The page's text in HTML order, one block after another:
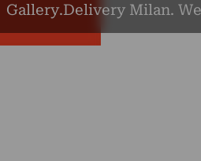
Gallery.Delivery Milan.